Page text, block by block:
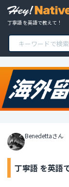
丁寧語 を英語で教えて！
Benedettaさん
丁寧語 を英語